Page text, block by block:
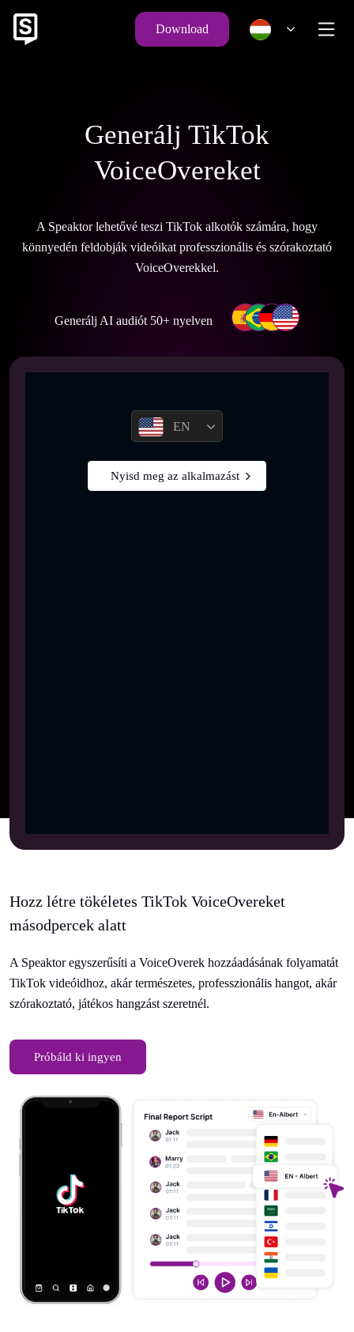
Download
Generálj TikTok
VoiceOvereket
A Speaktor lehetővé teszi TikTok alkotók számára, hogy
könnyedén feldobják videóikat professzionális és szórakoztató
VoiceOverekkel.
Generálj AI audiót 50+ nyelven
EN
Nyisd meg az alkalmazást
Hozz létre tökéletes TikTok VoiceOvereket
másodpercek alatt
A Speaktor egyszerűsíti a VoiceOverek hozzáadásának folyamatát
TikTok videóidhoz, akár természetes, professzionális hangot, akár
szórakoztató, játékos hangzást szeretnél.
Próbáld ki ingyen